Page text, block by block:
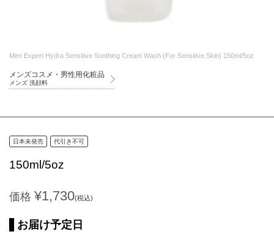
Men Expert Hydra Sensitive Soothing Cream Wash (For Sensitive Skin) 150ml/5oz
メンズコスメ・男性用化粧品
メンズ 洗顔料
日本未発売 代引き不可
150ml/5oz
価格 ¥1,730(税込)
お届け予定日